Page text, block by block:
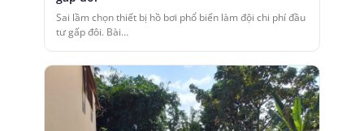
Sai lầm chọn thiết bị hồ bơi phổ biến làm đội chi phí đầu
tư gấp đôi. Bài…